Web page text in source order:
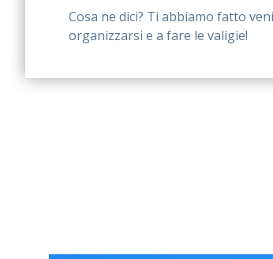
Cosa ne dici? Ti abbiamo fatto
organizzarsi e a fare le valigie!